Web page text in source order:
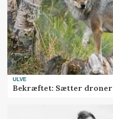
ULVE
Bekræftet: Sætter